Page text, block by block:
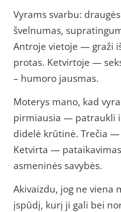
Vyrams svarbu:
švelnumas,
Antroje vietoje — graži
protas. Ketvirtoje —
– humoro jausmas.
Moterys mano, kad
pirmiausia — patraukli
didelė krūtinė. Trečia —
Ketvirta —
asmeninės savybės.
Akivaizdu, jog ne viena
įspūdį, kurį ji gali bei